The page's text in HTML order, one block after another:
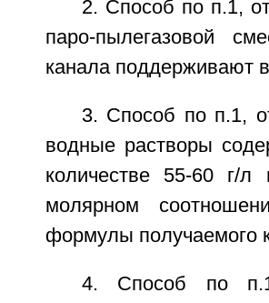
2. Способ по п.1,
паро-пылегазовой
канала поддерживают
3. Способ по п.1,
водные растворы
количестве 55-60 г/
молярном
формулы получаемого
4. Способ по